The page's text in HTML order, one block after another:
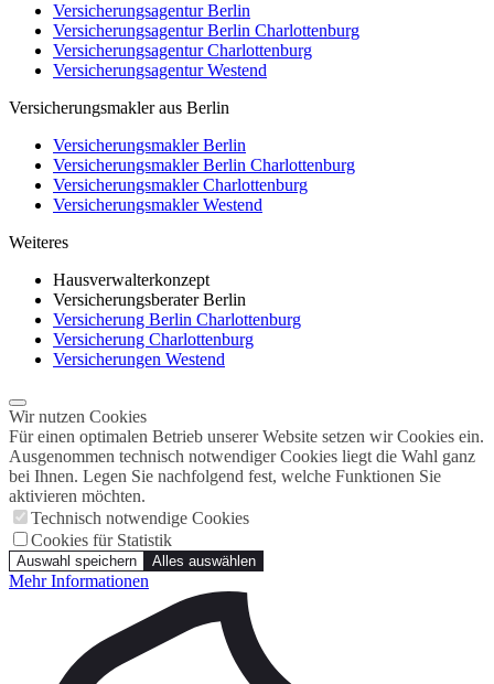
Versicherungsagentur Berlin
Versicherungsagentur Berlin Charlottenburg
Versicherungsagentur Charlottenburg
Versicherungsagentur Westend
Versicherungsmakler aus Berlin
Versicherungsmakler Berlin
Versicherungsmakler Berlin Charlottenburg
Versicherungsmakler Charlottenburg
Versicherungsmakler Westend
Weiteres
Hausverwalterkonzept
Versicherungsberater Berlin
Versicherung Berlin Charlottenburg
Versicherung Charlottenburg
Versicherungen Westend
Wir nutzen Cookies
Für einen optimalen Betrieb unserer Website setzen wir Cookies ein.
Ausgenommen technisch notwendiger Cookies liegt die Wahl ganz
bei Ihnen. Legen Sie nachfolgend fest, welche Funktionen Sie
aktivieren möchten.
Technisch notwendige Cookies
Cookies für Statistik
Auswahl speichern Alles auswählen
Mehr Informationen